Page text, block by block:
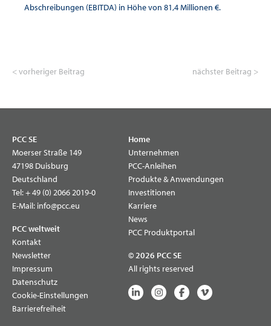
Abschreibungen (EBITDA) in Höhe von 81,4 Millionen €.
< vorheriger Beitrag nächster Beitrag >
PCC SE
Moerser Straße 149
47198 Duisburg
Deutschland
Tel:+ 49 (0) 2066 2019-0
E-Mail: info@pcc.eu
PCC weltweit
Kontakt
Newsletter
Impressum
Datenschutz
Cookie-Einstellungen
Barrierefreiheit
Home
Unternehmen
PCC-Anleihen
Produkte & Anwendungen
Investitionen
Karriere
News
PCC Produktportal
© 2026 PCC SE
All rights reserved